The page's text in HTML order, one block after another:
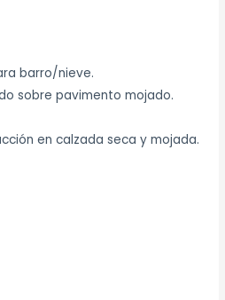
barro/nieve.
sobre pavimento mojado.
en calzada seca y mojada.